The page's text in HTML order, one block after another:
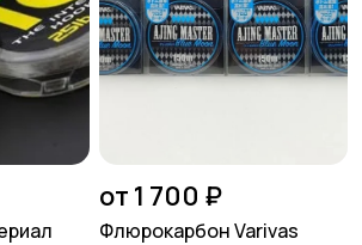
от 1 700 ₽
Флюрокарбон Varivas